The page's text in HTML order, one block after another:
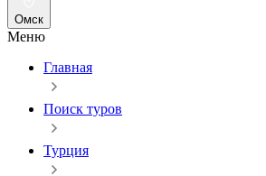
Омск
Меню
Главная
Поиск туров
Турция